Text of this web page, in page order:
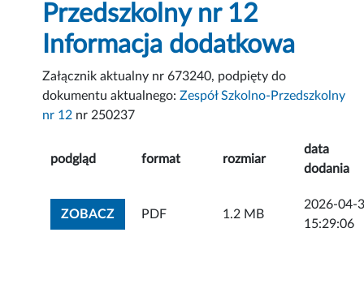
Przedszkolny nr 12
Informacja dodatkowa
Załącznik aktualny nr 673240, podpięty do
dokumentu aktualnego:Zespół Szkolno-Przedszkolny
nr 12 nr 250237
podgląd format rozmiar
data
dodania
ZOBACZZOBACZ ZAŁĄCZNIK
PDF 1.2 MB
2026-04-
15:29:06